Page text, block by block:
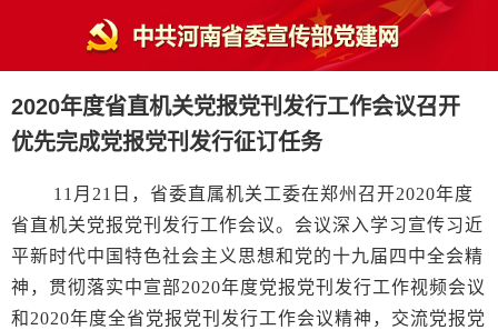
2020年度省直机关党报党刊发行工作会议召开
优先完成党报党刊发行征订任务
11月21日，省委直属机关工委在郑州召开2020年度
省直机关党报党刊发行工作会议。会议深入学习宣传习近
平新时代中国特色社会主义思想和党的十九届四中全会精
神，贯彻落实中宣部2020年度党报党刊发行工作视频会议
和2020年度全省党报党刊发行工作会议精神，交流党报党